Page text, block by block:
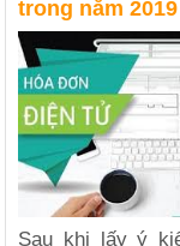
trong năm 2019
Sau khi lấy ý